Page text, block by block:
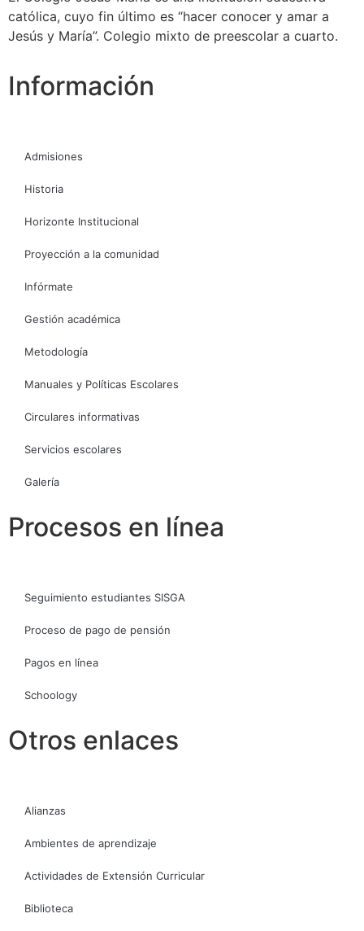
católica, cuyo fin último es “hacer conocer y amar a
Jesús y María”. Colegio mixto de preescolar a cuarto.
Información
Admisiones
Historia
Horizonte Institucional
Proyección a la comunidad
Infórmate
Gestión académica
Metodología
Manuales y Políticas Escolares
Circulares informativas
Servicios escolares
Galería
Procesos en línea
Seguimiento estudiantes SISGA
Proceso de pago de pensión
Pagos en línea
Schoology
Otros enlaces
Alianzas
Ambientes de aprendizaje
Actividades de Extensión Curricular
Biblioteca